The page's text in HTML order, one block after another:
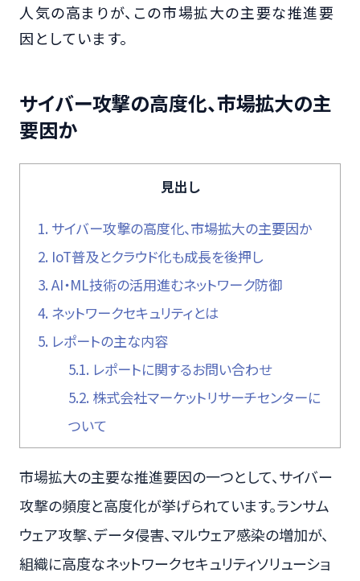
人気の高まりが、この市場拡大の主要な推進要
因としています。
サイバー攻撃の高度化、市場拡大の主
要因か
見出し
1. サイバー攻撃の高度化、市場拡大の主要因か
2. IoT普及とクラウド化も成長を後押し
3. AI・ML技術の活用進むネットワーク防御
4. ネットワークセキュリティとは
5. レポートの主な内容
5.1. レポートに関するお問い合わせ
5.2. 株式会社マーケットリサーチセンターに
ついて
市場拡大の主要な推進要因の一つとして、サイバー
攻撃の頻度と高度化が挙げられています。ランサム
ウェア攻撃、データ侵害、マルウェア感染の増加が、
組織に高度なネットワークセキュリティソリューショ